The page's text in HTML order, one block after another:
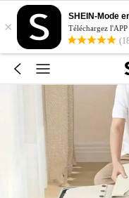
×
SHEIN-Mode
Téléchargez